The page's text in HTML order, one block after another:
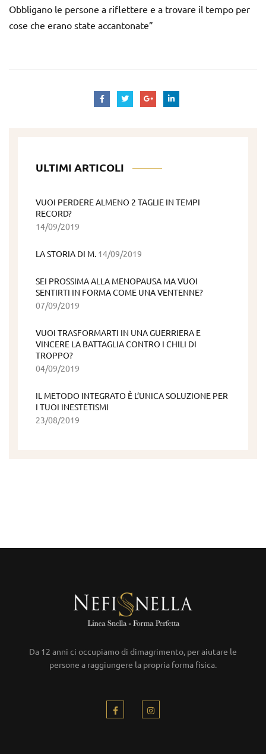
Obbligano le persone a riflettere e a trovare il tempo per
cose che erano state accantonate”
ULTIMI ARTICOLI
VUOI PERDERE ALMENO 2 TAGLIE IN TEMPI
RECORD?
14/09/2019
LA STORIA DI M. 14/09/2019
SEI PROSSIMA ALLA MENOPAUSA MA VUOI
SENTIRTI IN FORMA COME UNA VENTENNE?
07/09/2019
VUOI TRASFORMARTI IN UNA GUERRIERA E
VINCERE LA BATTAGLIA CONTRO I CHILI DI
TROPPO?
04/09/2019
IL METODO INTEGRATO È L’UNICA SOLUZIONE PER
I TUOI INESTETISMI
23/08/2019
Da 12 anni ci occupiamo di dimagrimento, per aiutare le
persone a raggiungere la propria forma fisica.